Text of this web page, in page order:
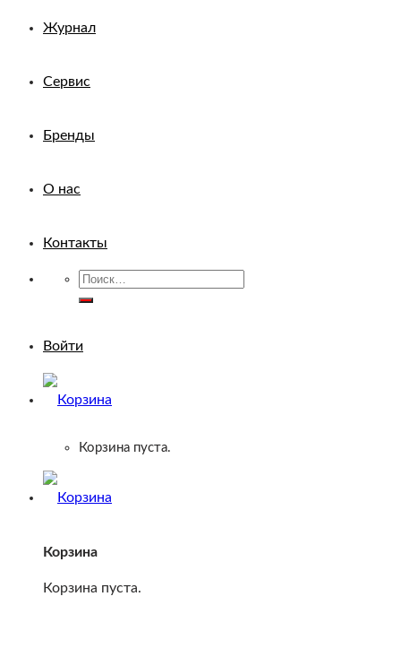
Журнал
Сервис
Бренды
О нас
Контакты
Искать:
Войти
Корзина пуста.
Корзина
Корзина пуста.